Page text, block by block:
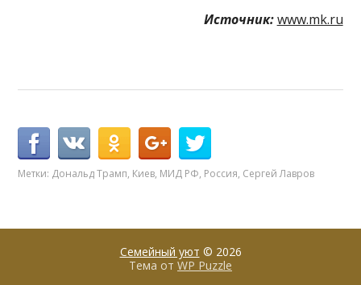
Источник: www.mk.ru
Метки: Дональд Трамп, Киев, МИД РФ, Россия, Сергей Лавров
Семейный уют © 2026
Тема от WP Puzzle